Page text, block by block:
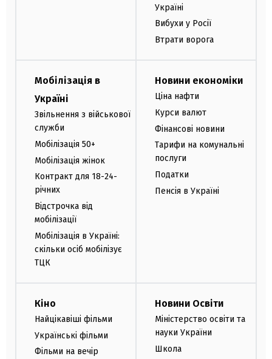
Україні
Вибухи у Росії
Втрати ворога
Мобілізація в
Україні
Звільнення з військової
служби
Мобілізація 50+
Мобілізація жінок
Контракт для 18-24-
річних
Відстрочка від
мобілізації
Мобілізація в Україні:
скільки осіб мобілізує
ТЦК
Новини економіки
Ціна нафти
Курси валют
Фінансові новини
Тарифи на комунальні
послуги
Податки
Пенсія в Україні
Кіно
Найцікавіші фільми
Українські фільми
Фільми на вечір
Новини Освіти
Міністерство освіти та
науки України
Школа